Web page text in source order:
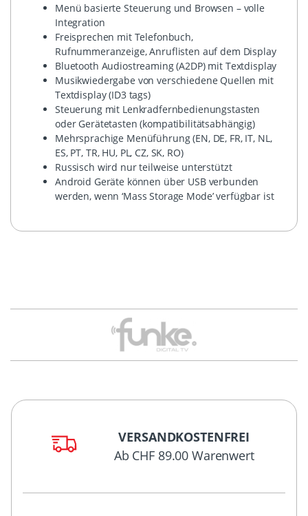
Menü basierte Steuerung und Browsen – volle
Integration
Freisprechen mit Telefonbuch,
Rufnummeranzeige, Anruflisten auf dem Display
Bluetooth Audiostreaming (A2DP) mit Textdisplay
Musikwiedergabe von verschiedene Quellen mit
Textdisplay (ID3 tags)
Steuerung mit Lenkradfernbedienungstasten
oder Gerätetasten (kompatibilitätsabhängig)
Mehrsprachige Menüführung (EN, DE, FR, IT, NL,
ES, PT, TR, HU, PL, CZ, SK, RO)
Russisch wird nur teilweise unterstützt
Android Geräte können über USB verbunden
werden, wenn ‘Mass Storage Mode’ verfügbar ist
VERSANDKOSTENFREI
Ab CHF 89.00 Warenwert